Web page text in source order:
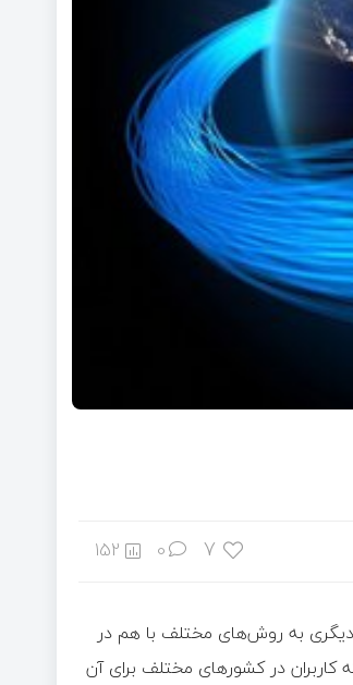
7
0
152
دیگری به روش‌های مختلف با هم در
کاربران در کشورهای مختلف برای آن